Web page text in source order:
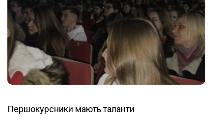
Першокурсники мають таланти